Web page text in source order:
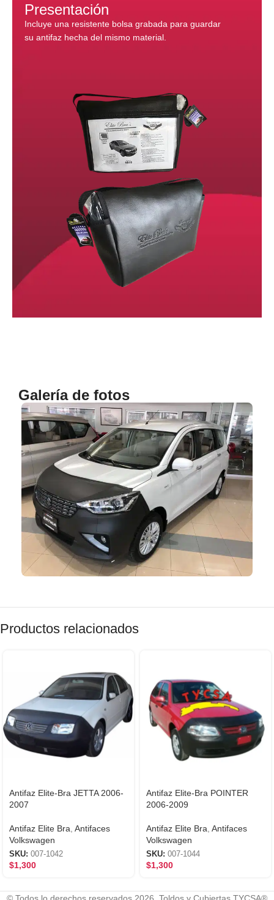
Presentación
Incluye una resistente bolsa grabada para guardar
su antifaz hecha del mismo material.
Galería de fotos
Productos relacionados
Antifaz Elite-Bra JETTA 2006-
2007
Antifaz Elite Bra Antifaces
Volkswagen
SKU: 007-1042
$1,300
Antifaz Elite-Bra POINTER
2006-2009
Antifaz Elite Bra Antifaces
Volkswagen
SKU: 007-1044
$1,300